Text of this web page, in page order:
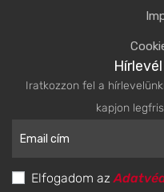
Iratkozzon fel a
kapjon
Elfogadom az